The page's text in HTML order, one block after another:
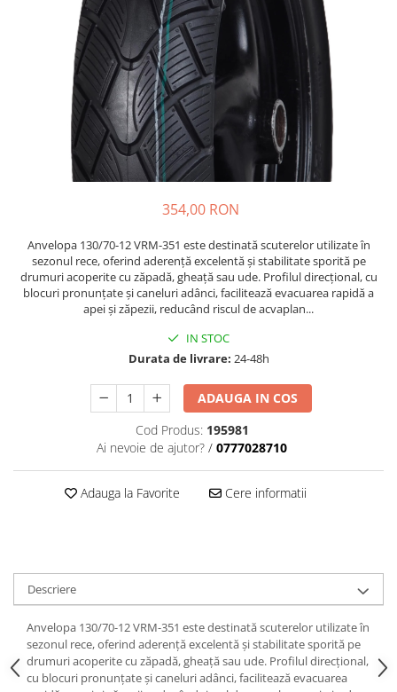
Placute de frana
Manete de frana
https://www.doctortrotineta.ro/lumini
Stop trotineta
https://www.doctortrotineta.ro/cadru
Aparatori (aripi)
Suspensie
Cauciucuri
https://www.doctortrotineta.ro/camere-
https://www.doctortrotineta.ro/cauciucuri-
https://www.doctortrotineta.ro/cauciucuri-
Cauciuc tubeless cu GEL antipană
Anvelope moto
Anvelope ATV
Cauciucuri bicicleta
Anvelope și Camere Utilaje
354,00 RON
Anvelopa 130/70-12 VRM-351 este destinată scuterelor utilizate în
sezonul rece, oferind aderență excelentă și stabilitate sporită pe
drumuri acoperite cu zăpadă, gheață sau ude. Profilul direcțional, cu
blocuri pronunțate și caneluri adânci, facilitează evacuarea rapidă a
apei și zăpezii, reducând riscul de acvaplan...
IN STOC
Durata de livrare: 24-48h
ADAUGA IN COS
Cod Produs: 195981
Ai nevoie de ajutor? / 0777028710
Adauga la Favorite Cere informatii
Descriere
Anvelopa 130/70-12 VRM-351 este destinată scuterelor utilizate în
sezonul rece, oferind aderență excelentă și stabilitate sporită pe
drumuri acoperite cu zăpadă, gheață sau ude. Profilul direcțional,
cu blocuri pronunțate și caneluri adânci, facilitează evacuarea